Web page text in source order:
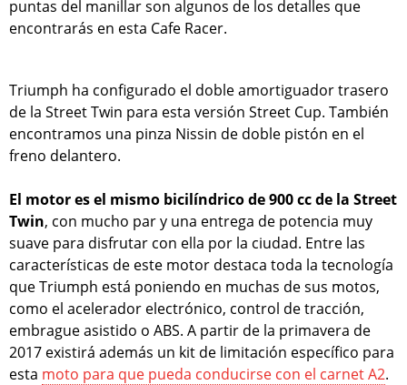
puntas del manillar son algunos de los detalles que
encontrarás en esta Cafe Racer.
Triumph ha configurado el doble amortiguador trasero
de la Street Twin para esta versión Street Cup. También
encontramos una pinza Nissin de doble pistón en el
freno delantero.
El motor es el mismo bicilíndrico de 900 cc de la Street
Twin, con mucho par y una entrega de potencia muy
suave para disfrutar con ella por la ciudad. Entre las
características de este motor destaca toda la tecnología
que Triumph está poniendo en muchas de sus motos,
como el acelerador electrónico, control de tracción,
embrague asistido o ABS. A partir de la primavera de
2017 existirá además un kit de limitación específico para
esta moto para que pueda conducirse con el carnet A2.